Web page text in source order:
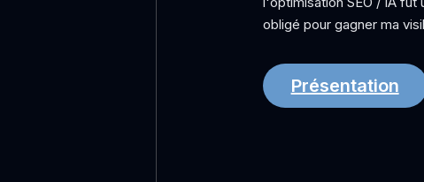
obligé pour gagner ma
Présentation